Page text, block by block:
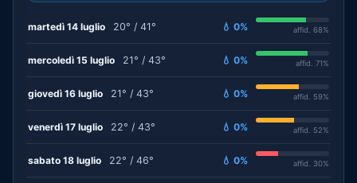
martedì 14 luglio 20° / 41° 💧 0% affid. 68%
mercoledì 15 luglio 21° / 43° 💧 0% affid. 71%
giovedì 16 luglio 21° / 43° 💧 0% affid. 59%
venerdì 17 luglio 22° / 43° 💧 0% affid. 52%
sabato 18 luglio 22° / 46° 💧 0% affid. 30%